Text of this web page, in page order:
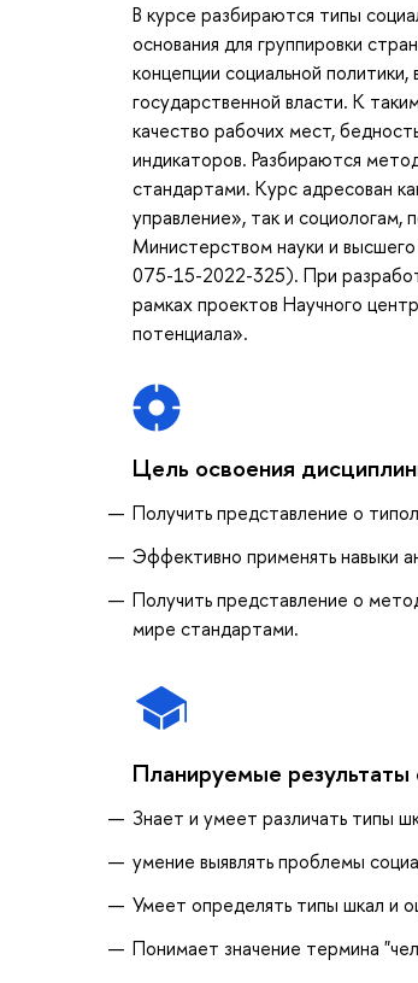
В курсе разбираются типы
основания для группировки
концепции социальной
государственной власти. К
качество рабочих мест,
индикаторов. Разбираются
стандартами. Курс адресован
управление», так и социологам,
Министерством науки и
075-15-2022-325). При
рамках проектов Научного
потенциала».
Цель освоения
Получить представление о
Эффективно применять навыки
Получить представление о
мире стандартами.
Планируемые результаты
Знает и умеет различать типы
умение выявлять проблемы
Умеет определять типы шкал и
Понимает значение термина